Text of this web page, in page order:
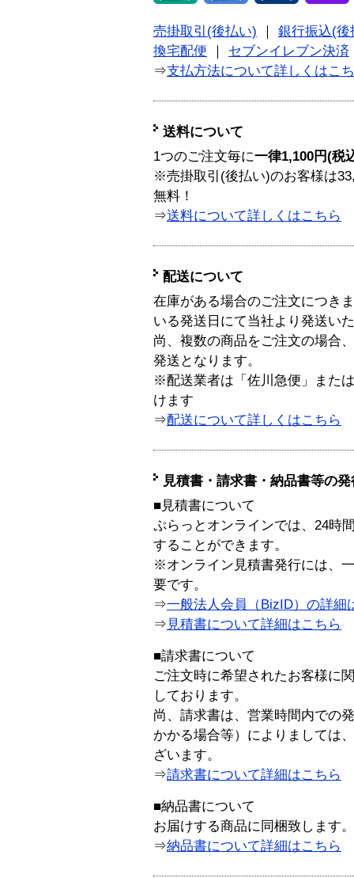
売掛取引(後払い)
銀行振込(後
換宅配便
セブンイレブン決済
⇒支払方法について詳しくはこ
送料について
1つのご注文毎に一律1,100円(税
※売掛取引(後払い)のお客様は
無料！
⇒送料について詳しくはこちら
配送について
在庫がある場合のご注文につき
いる発送日にて当社より発送い
尚、複数の商品をご注文の場合
発送となります。
※配送業者は「佐川急便」また
けます
⇒配送について詳しくはこちら
見積書・請求書・納品書等の
■見積書について
ぷらっとオンラインでは、24時
することができます。
※オンライン見積書発行には、
要です。
⇒一般法人会員（BizID）の詳細
⇒ 見積書について詳細はこちら
■請求書について
ご注文時に希望されたお客様に
しております。
尚、請求書は、営業時間内での
かかる場合等）によりましては
ざいます。
⇒請求書について詳細はこちら
■納品書について
お届けする商品に同梱致します。
⇒納品書について詳細はこちら